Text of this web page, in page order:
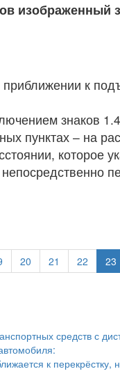
изображенный
к
знаков
пунктах – на
которое
20 21 22 23
средств с
к